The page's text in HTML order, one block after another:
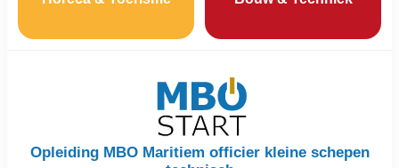
Opleiding MBO Maritiem officier kleine schepen